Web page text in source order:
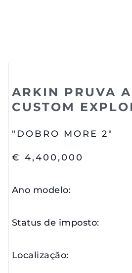
ARKIN PRUVA
CUSTOM
"DOBRO MORE 2"
€ 4,400,000
Ano modelo:
Status de imposto:
Localização: